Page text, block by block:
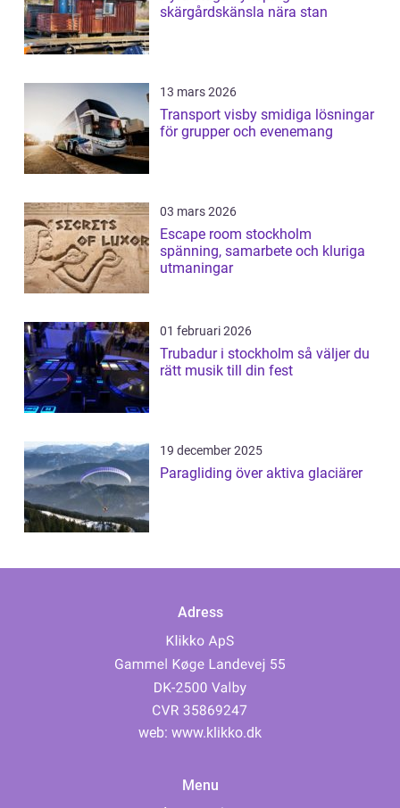
skärgårdskänsla nära stan
13 mars 2026
Transport visby smidiga lösningar
för grupper och evenemang
03 mars 2026
Escape room stockholm
spänning, samarbete och kluriga
utmaningar
01 februari 2026
Trubadur i stockholm så väljer du
rätt musik till din fest
19 december 2025
Paragliding över aktiva glaciärer
Adress
web: www.klikko.dk
Menu